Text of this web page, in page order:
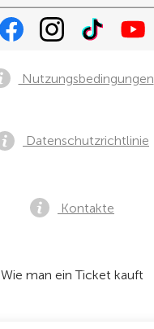
Nutzungsbedingungen
Datenschutzrichtlinie
Kontakte
Wie man ein Ticket kauft